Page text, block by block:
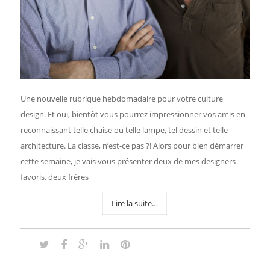
Une nouvelle rubrique hebdomadaire pour votre culture
design. Et oui, bientôt vous pourrez impressionner vos amis en
reconnaissant telle chaise ou telle lampe, tel dessin et telle
architecture. La classe, n’est-ce pas ?! Alors pour bien démarrer
cette semaine, je vais vous présenter deux de mes designers
favoris, deux frères
Lire la suite…